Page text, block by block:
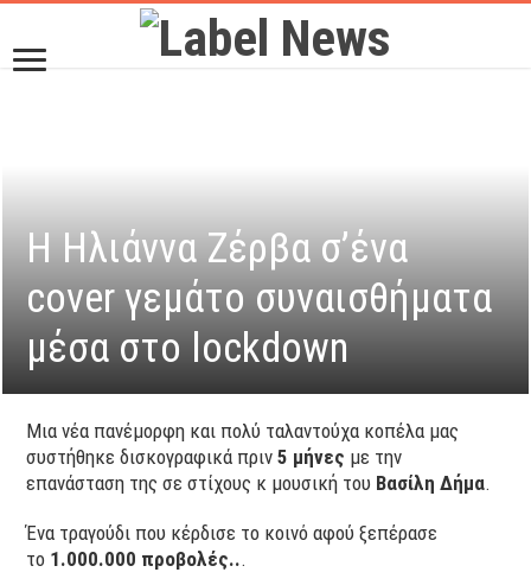
Η Ηλιάννα Ζέρβα σ’ένα
cover γεμάτο συναισθήματα
μέσα στο lockdown
Μια νέα πανέμορφη και πολύ ταλαντούχα κοπέλα μας
συστήθηκε δισκογραφικά πριν 5 μήνες με την
επανάσταση της σε στίχους κ μουσική του Βασίλη Δήμα.
Ένα τραγούδι που κέρδισε το κοινό αφού ξεπέρασε
το 1.000.000 προβολές...